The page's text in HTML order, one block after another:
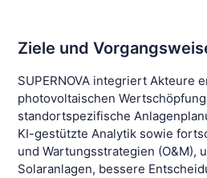
Ziele und
SUPERNOVA integriert Akteure
photovoltaischen
standortspezifische
KI-gestützte Analytik sowie
und Wartungsstrategien (O&M),
Solaranlagen, bessere